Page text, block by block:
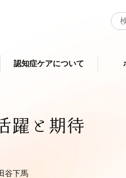
認知症ケアについて
躍と期待
谷下馬